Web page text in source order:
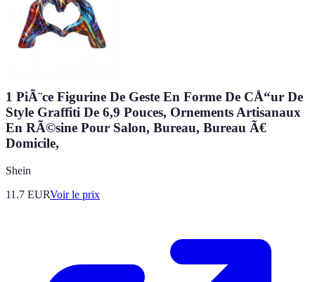
1 PiÃ¨ce Figurine De Geste En Forme De CÅ“ur De
Style Graffiti De 6,9 Pouces, Ornements Artisanaux
En RÃ©sine Pour Salon, Bureau, Bureau Ã€
Domicile,
Shein
11.7 EURVoir le prix